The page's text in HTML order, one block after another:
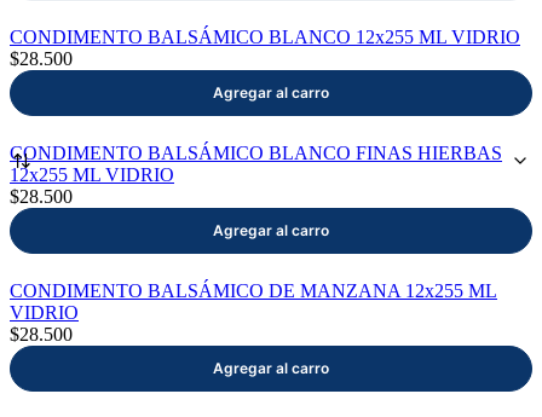
CONDIMENTO BALSÁMICO BLANCO 12x255 ML VIDRIO
$28.500
CONDIMENTO BALSÁMICO BLANCO FINAS HIERBAS
12x255 ML VIDRIO
$28.500
CONDIMENTO BALSÁMICO DE MANZANA 12x255 ML
VIDRIO
$28.500